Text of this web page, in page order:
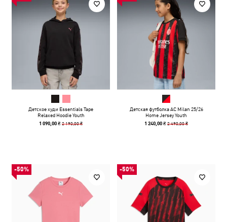
Детское худи Essentials Tape
Relaxed Hoodie Youth
1 090,00 ₴2 190,00 ₴
Детская футболка AC Milan 25/26
Home Jersey Youth
1 240,00 ₴2 490,00 ₴
-50% -50%